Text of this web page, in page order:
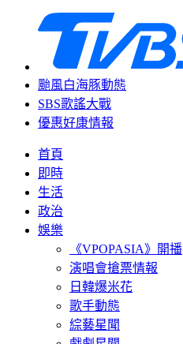
颱風白海豚動態
SBS歌謠大戰
優惠好康情報
首頁
即時
生活
政治
娛樂
《VPOPASIA》開播
演唱會搶票情報
日韓爆米花
歌手動態
綜藝星聞